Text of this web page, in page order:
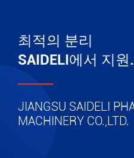
최적의 분리
SAIDELI에서 지원.
JIANGSU SAIDELI
MACHINERY CO.,LTD.